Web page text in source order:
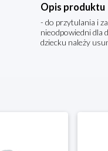
Opis produktu
- do przytulania i
nieodpowiedni dla
dziecku należy